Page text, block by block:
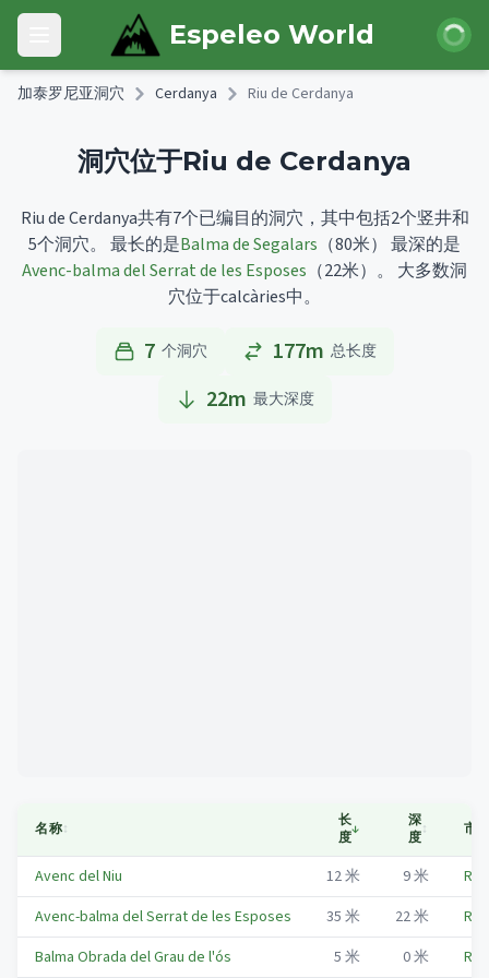
Skip to main content
Open main menu Espeleo World 登录
加泰罗尼亚洞穴 Cerdanya Riu de Cerdanya
洞穴位于Riu de Cerdanya
Riu de Cerdanya共有7个已编目的洞穴，其中包括2个竖井和
5个洞穴。
最长的是Balma de Segalars （80米） 最深的是
Avenc-balma del Serrat de les Esposes （22米）。
大多数洞
穴位于calcàries中。
7 个洞穴 177m 总长度
22m 最大深度
名称↕
长
度↓
深
度↕ 市
Avenc del Niu 12米 9米
Riu
Avenc-balma del Serrat de les Esposes
35 米 22米
Riu
Balma Obrada del Grau de l'ós
5 米 0米 Riu